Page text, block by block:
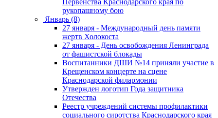
рукопашному бою
Январь (8)
27 января - Международный день памяти
жертв Холокоста
27 января - День освобождения Ленинграда
от фашистской блокады
Воспитанники ДШИ №14 приняли участие в
Крещенском концерте на сцене
Краснодарской филармонии
Утвержден логотип Года защитника
Отечества
Реестр учреждений системы профилактики
социального сиротства Краснодарского края